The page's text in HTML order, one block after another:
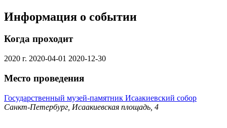
Информация о событии
Когда проходит
2020 г. 2020-04-01 2020-12-30
Место проведения
Государственный музей-памятник Исаакиевский собор
Санкт-Петербург, Исаакиевская площадь, 4